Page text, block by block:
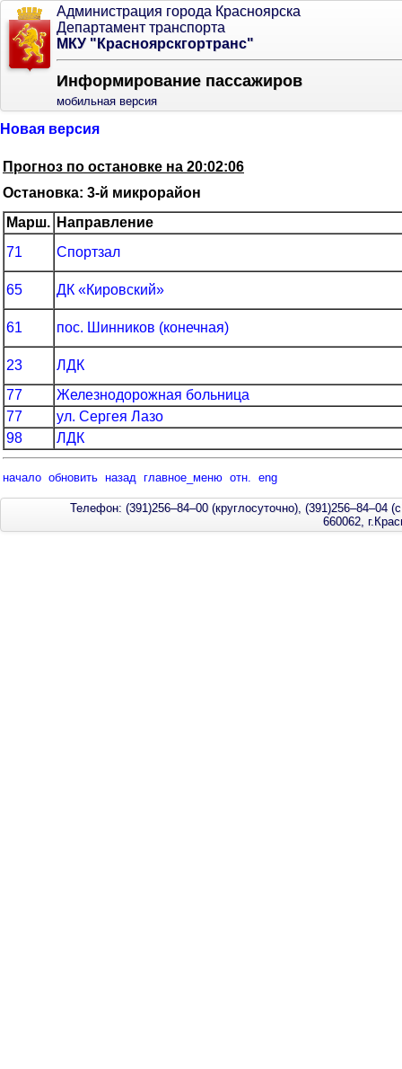
Администрация города Красноярска
Департамент транспорта
МКУ "Красноярскгортранс"
Информирование пассажиров
мобильная версия
Новая версия
Прогноз по остановке на 20:02:06
Остановка: 3-й микрорайон
Марш. Направление
71
Спортзал
65 ДК «Кировский»
61 пос. Шинников (конечная)
23
ЛДК
77
Железнодорожная больница
77
ул. Сергея Лазо
98
ЛДК
начало обновить назад главное_меню отн. eng
Телефон: (391)256–84–00 (круглосуточно), (391)256–84–04
660062,